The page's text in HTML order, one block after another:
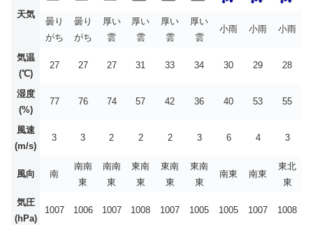
天気
曇り
がち
曇り
がち
厚い
雲
厚い
雲
厚い
雲
厚い
雲
小雨 小雨 小雨
気温
(℃)
27 27 27 31 33 34 30 29 28
湿度
(%)
77 76 74 57 42 36 40 53 55
風速
(m/s)
3 3 2 2 2 3 6 4 3
風向 南
南南
東
南南
東
東南
東
東南
東
東南
東
南東 南東
東北
東
気圧
(hPa)
1007 1006 1007 1008 1007 1005 1005 1007 1008